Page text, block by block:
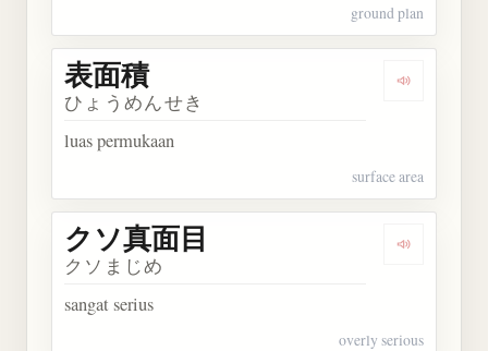
ground plan
Dengarkan
表面積
ひょうめんせき
luas permukaan
surface area
Dengarkan
クソ真面目
クソまじめ
sangat serius
overly serious